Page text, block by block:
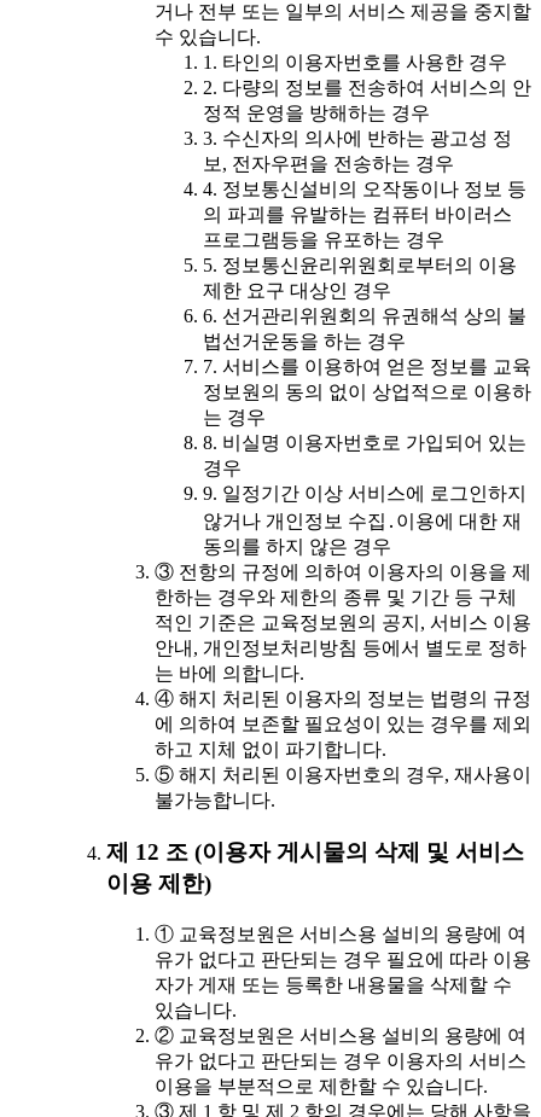
거나 전부 또는 일부의 서비스 제공을 중지할
수 있습니다.
1. 타인의 이용자번호를 사용한 경우
2. 다량의 정보를 전송하여 서비스의 안
정적 운영을 방해하는 경우
3. 수신자의 의사에 반하는 광고성 정
보, 전자우편을 전송하는 경우
4. 정보통신설비의 오작동이나 정보 등
의 파괴를 유발하는 컴퓨터 바이러스
프로그램등을 유포하는 경우
5. 정보통신윤리위원회로부터의 이용
제한 요구 대상인 경우
6. 선거관리위원회의 유권해석 상의 불
법선거운동을 하는 경우
7. 서비스를 이용하여 얻은 정보를 교육
정보원의 동의 없이 상업적으로 이용하
는 경우
8. 비실명 이용자번호로 가입되어 있는
경우
9. 일정기간 이상 서비스에 로그인하지
않거나 개인정보 수집․이용에 대한 재
동의를 하지 않은 경우
③ 전항의 규정에 의하여 이용자의 이용을 제
한하는 경우와 제한의 종류 및 기간 등 구체
적인 기준은 교육정보원의 공지, 서비스 이용
안내, 개인정보처리방침 등에서 별도로 정하
는 바에 의합니다.
④ 해지 처리된 이용자의 정보는 법령의 규정
에 의하여 보존할 필요성이 있는 경우를 제외
하고 지체 없이 파기합니다.
⑤ 해지 처리된 이용자번호의 경우, 재사용이
불가능합니다.
제 12 조 (이용자 게시물의 삭제 및 서비스
이용 제한)
① 교육정보원은 서비스용 설비의 용량에 여
유가 없다고 판단되는 경우 필요에 따라 이용
자가 게재 또는 등록한 내용물을 삭제할 수
있습니다.
② 교육정보원은 서비스용 설비의 용량에 여
유가 없다고 판단되는 경우 이용자의 서비스
이용을 부분적으로 제한할 수 있습니다.
③ 제 1 항 및 제 2 항의 경우에는 당해 사항을